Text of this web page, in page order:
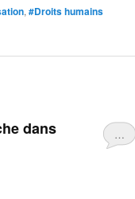
, #Droits humains
…
dans